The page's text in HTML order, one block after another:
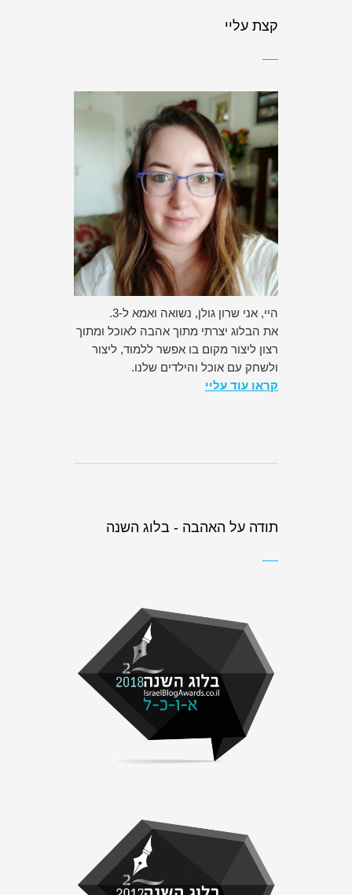
קצת עליי
היי, אני שרון גולן, נשואה ואמא ל-3.
את הבלוג יצרתי מתוך אהבה לאוכל ומתוך
רצון ליצור מקום בו אפשר ללמוד, ליצור
ולשחק עם אוכל והילדים שלנו.
קראו עוד עליי
תודה על האהבה - בלוג השנה